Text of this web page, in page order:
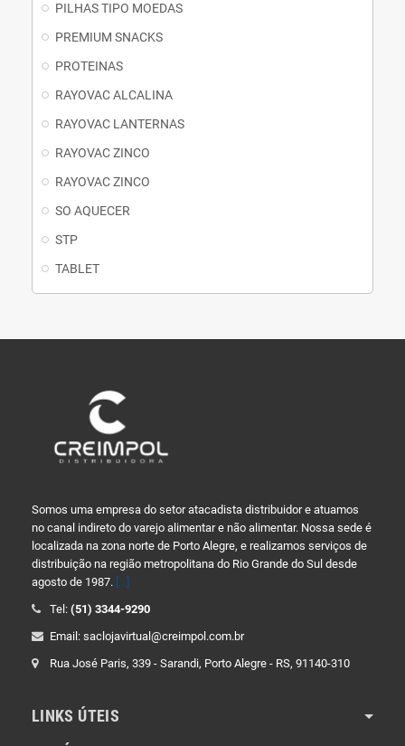
PILHAS TIPO MOEDAS
PREMIUM SNACKS
PROTEINAS
RAYOVAC ALCALINA
RAYOVAC LANTERNAS
RAYOVAC ZINCO
RAYOVAC ZINCO
SO AQUECER
STP
TABLET
Somos uma empresa do setor atacadista distribuidor e atuamos
no canal indireto do varejo alimentar e não alimentar. Nossa sede é
localizada na zona norte de Porto Alegre, e realizamos serviços de
distribuição na região metropolitana do Rio Grande do Sul desde
agosto de 1987. [...]
Tel: (51) 3344-9290
Email: saclojavirtual@creimpol.com.br
Rua José Paris, 339 - Sarandi, Porto Alegre - RS, 91140-310
LINKS ÚTEIS